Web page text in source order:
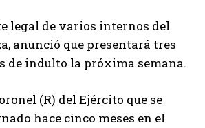
legal de varios internos del
anunció que presentará tres
de indulto la próxima semana.
(R) del Ejército que se
hace cinco meses en el